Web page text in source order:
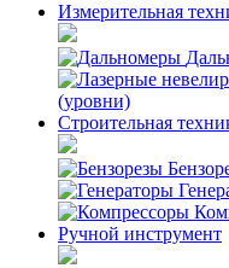
Измерительная
(уровни)
Строительная
Ручной инструмент